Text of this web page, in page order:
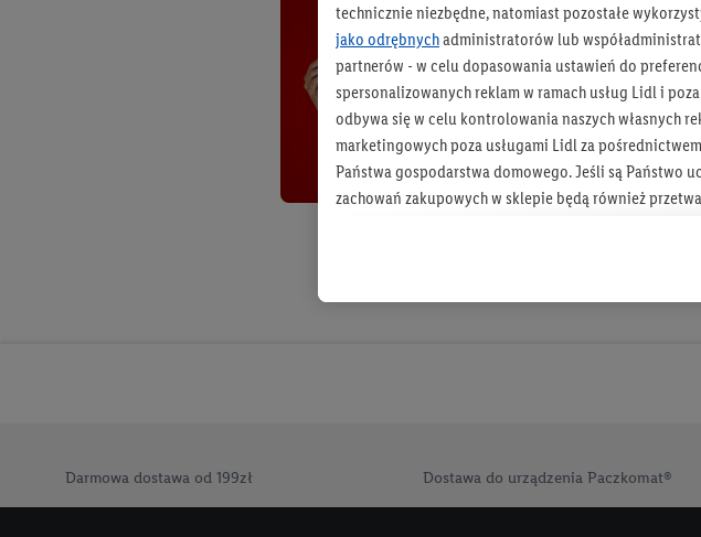
Darmowa dostawa od 199zł Dostawa do urządzenia Paczkomat®
technicznie niezbędne, natomiast pozostałe
jako odrębnychadministratorów lub
partnerów - w celu dopasowania ustawień do
spersonalizowanych reklam w ramach usług Lidl i
odbywa się w celu kontrolowania naszych własnych
marketingowych poza usługami Lidl za
Państwa gospodarstwa domowego. Jeśli są Państwo
zachowań zakupowych w sklepie będą również
Tworzenie spersonalizowanych reklam opiera się na
urządzenia końcowe i usługi Lidl, w tym